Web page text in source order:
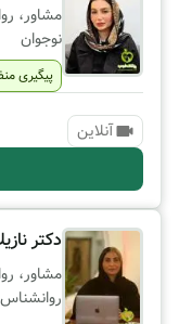
مشاور،
نوجوان
پیگیری
آنلاین
دکتر
مشاور،